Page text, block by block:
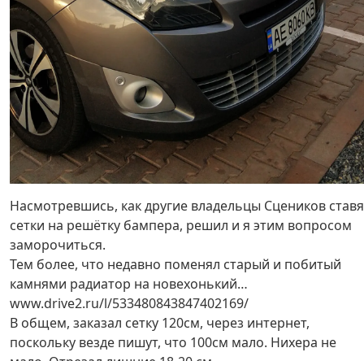
Насмотревшись, как другие владельцы Сцеников
сетки на решётку бампера, решил и я этим вопросом
заморочиться.
Тем более, что недавно поменял старый и побитый
камнями радиатор на новехонький…
www.drive2.ru/l/533480843847402169/
В общем, заказал сетку 120см, через интернет,
поскольку везде пишут, что 100см мало. Нихера не